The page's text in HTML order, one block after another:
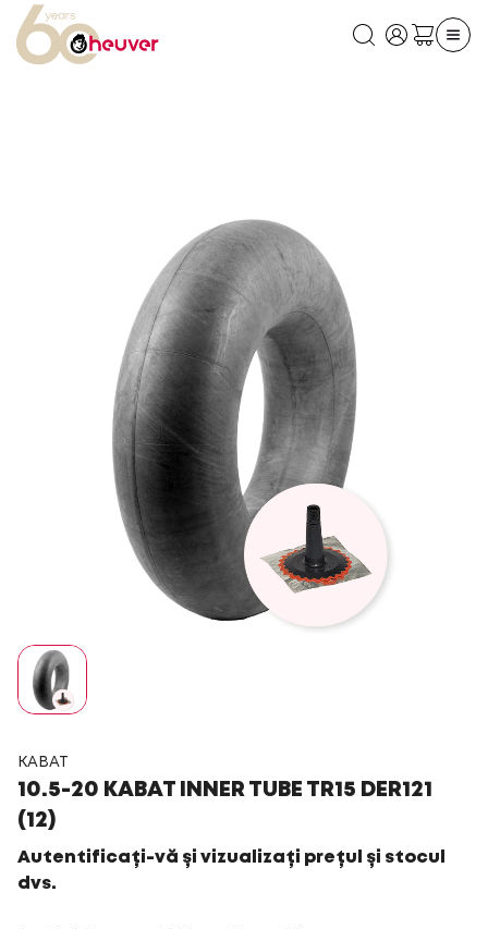
KABAT
10.5-20 KABAT INNER TUBE TR15 DER121
(12)
Autentificați-vă și vizualizați prețul și stocul
dvs.